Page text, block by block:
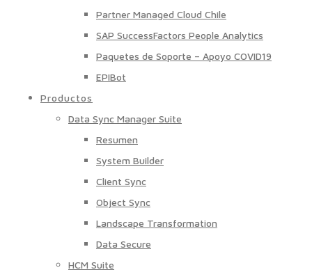
Partner Managed Cloud Chile
SAP SuccessFactors People Analytics
Paquetes de Soporte – Apoyo COVID19
EPIBot
Productos
Data Sync Manager Suite
Resumen
System Builder
Client Sync
Object Sync
Landscape Transformation
Data Secure
HCM Suite